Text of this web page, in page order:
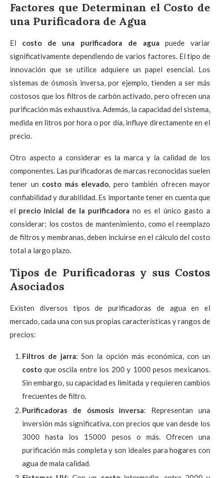
Factores que Determinan el Costo de
una Purificadora de Agua
El costo de una purificadora de agua puede variar
significativamente dependiendo de varios factores. El tipo de
innovación que se utilice adquiere un papel esencial. Los
sistemas de ósmosis inversa, por ejemplo, tienden a ser más
costosos que los filtros de carbón activado, pero ofrecen una
purificación más exhaustiva. Además, la capacidad del sistema,
medida en litros por hora o por día, influye directamente en el
precio.
Otro aspecto a considerar es la marca y la calidad de los
componentes. Las purificadoras de marcas reconocidas suelen
tener un costo más elevado, pero también ofrecen mayor
confiabilidad y durabilidad. Es importante tener en cuenta que
el precio inicial de la purificadora no es el único gasto a
considerar; los costos de mantenimiento, como el reemplazo
de filtros y membranas, deben incluirse en el cálculo del costo
total a largo plazo.
Tipos de Purificadoras y sus Costos
Asociados
Existen diversos tipos de purificadoras de agua en el
mercado, cada una con sus propias características y rangos de
precios:
Filtros de jarra: Son la opción más económica, con un
costo que oscila entre los 200 y 1000 pesos mexicanos.
Sin embargo, su capacidad es limitada y requieren cambios
frecuentes de filtro.
Purificadoras de ósmosis inversa: Representan una
inversión más significativa, con precios que van desde los
3000 hasta los 15000 pesos o más. Ofrecen una
purificación más completa y son ideales para hogares con
agua de mala calidad.